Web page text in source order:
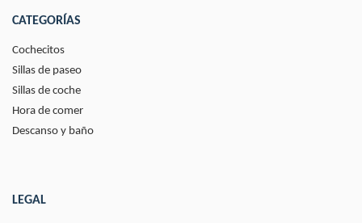
CATEGORÍAS
Cochecitos
Sillas de paseo
Sillas de coche
Hora de comer
Descanso y baño
LEGAL